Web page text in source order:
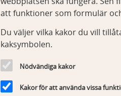
att funktioner som formulär
Du väljer vilka kakor du vill
kaksymbolen.
Nödvändiga kakor
Kakor för att använda vissa